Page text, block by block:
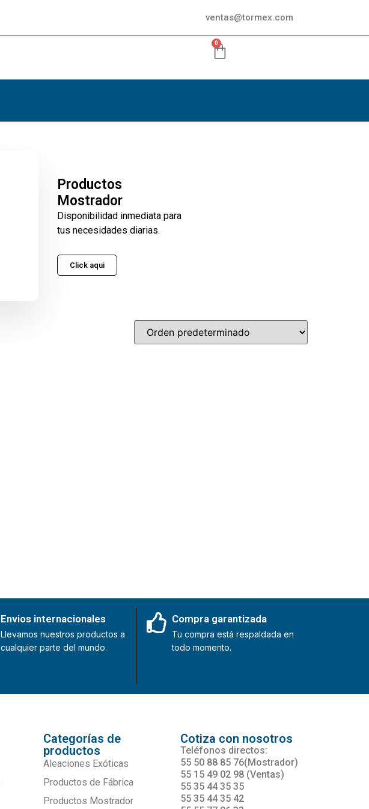
ventas@tormex.com
0
Productos
Mostrador
Disponibilidad inmediata para
tus necesidades diarias.
Click aqui
Envios internacionales
Llevamos nuestros productos a
cualquier parte del mundo.
Compra garantizada
Tu compra está respaldada en
todo momento.
Categorías de
productos
Aleaciones Exóticas
Productos de Fábrica
Productos Mostrador
Cotiza con nosotros
Teléfonos directos:
55 50 88 85 76(Mostrador)
55 15 49 02 98 (Ventas)
55 35 44 35 35
55 35 44 35 42